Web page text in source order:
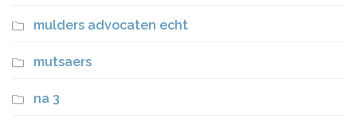
mulders advocaten echt
mutsaers
na 3